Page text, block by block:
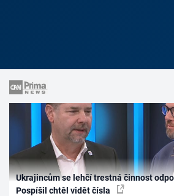
Ukrajincům se lehčí trestná činnost
Pospíšil chtěl vidět čísla